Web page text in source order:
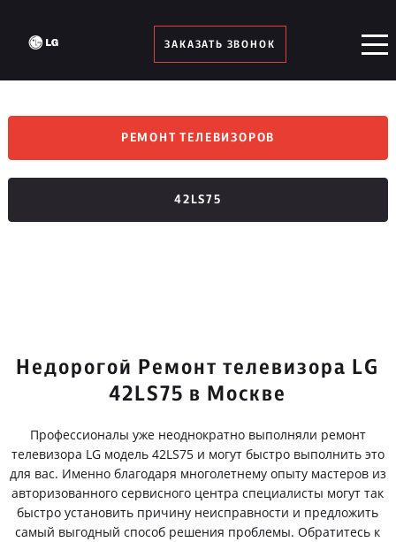
ЗАКАЗАТЬ ЗВОНОК
РЕМОНТ ТЕЛЕВИЗОРОВ
42LS75
Недорогой Ремонт телевизора LG
42LS75 в Москве
Профессионалы уже неоднократно выполняли ремонт
телевизора LG модель 42LS75 и могут быстро выполнить это
для вас. Именно благодаря многолетнему опыту мастеров из
авторизованного сервисного центра специалисты могут так
быстро установить причину неисправности и предложить
самый выгодный способ решения проблемы. Обратитесь к